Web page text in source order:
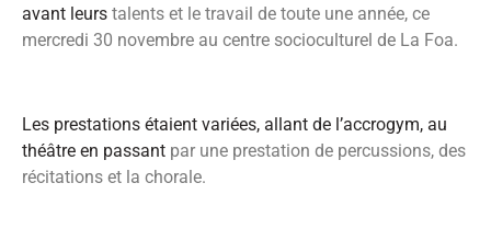
avant leurs talents et le travail de toute une année, ce
mercredi 30 novembre au centre socioculturel de La Foa.
Les prestations étaient variées, allant de l’accrogym, au
théâtre en passant par une prestation de percussions, des
récitations et la chorale.